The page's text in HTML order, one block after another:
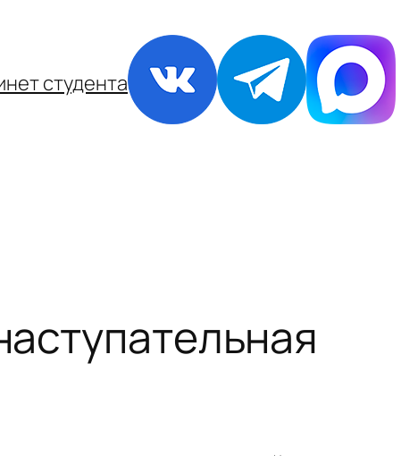
студента